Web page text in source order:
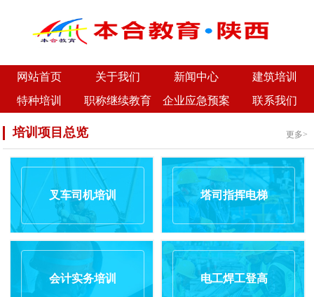
网站首页 关于我们 新闻中心
建筑培训
特种培训
职称继续教育 企业应急预案 联系我们
培训项目总览 更多>
叉车司机培训 塔司指挥电梯
会计实务培训 电工焊工登高